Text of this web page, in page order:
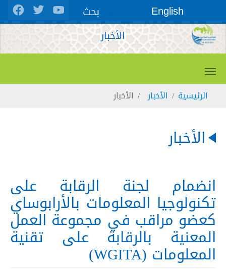
Skip to main content
English بحث
الأخبار
You are here:
الرئيسية الأخبار الأخبار
الأخبار
انضمام لجنة الرقابة على
تكنولوجيا المعلومات بالأرابوساي
كعضو مراقب في مجموعة العمل
المعنية بالرقابة على تقنية
المعلومات (WGITA)